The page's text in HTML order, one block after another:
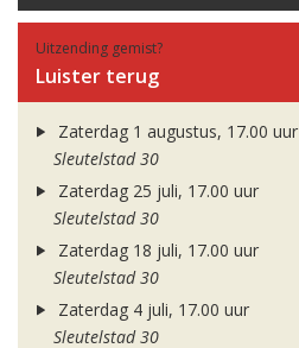
Uitzending gemist?
Luister terug
Zaterdag 1 augustus, 17.00 uur
Sleutelstad 30
Zaterdag 25 juli, 17.00 uur
Sleutelstad 30
Zaterdag 18 juli, 17.00 uur
Sleutelstad 30
Zaterdag 4 juli, 17.00 uur
Sleutelstad 30